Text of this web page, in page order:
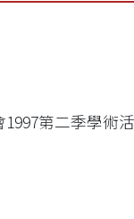
第二季學術